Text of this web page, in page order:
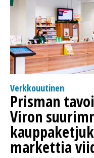
Verkkouutinen
Prisman
Viron
markettia